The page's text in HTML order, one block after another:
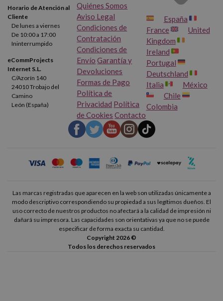
Horario de Atención al
Cliente
De lunes a viernes
De 10:00 a 17:00
Ininterrumpido
eCommProjects
Internet S.L.
C/Azorín 140
24010 Trobajo del
Camino
León (España)
Quiénes Somos
Aviso Legal
Condiciones de
Contratación
Condiciones de
Envío Garantía y
Devoluciones
Formas de Pago
Política de
Privacidad Política
de Cookies Contacto
España
France
United
Kingdom
Ireland
Portugal
Deutschland
Italia
México
Chile
Colombia
Las marcas registradas que aparecen en la web son utilizadas únicamente a
modo descriptivo correspondiendo su propiedad a sus legítimos dueños. El
uso correcto de nuestros productos no afectará a la calidad de impresión ni
dañará su impresora. Las capacidades son orientativas ya que no se puede
especificar de forma exacta su cantidad.
Copyright 2026 ©
Todos los derechos reservados